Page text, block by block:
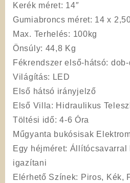
Kerék méret: 14″
Gumiabroncs méret: 14 x
Max. Terhelés: 100kg
Önsúly: 44,8 Kg
Fékrendszer első-hátsó:
Világítás: LED
Első hátsó irányjelző
Első Villa: Hidraulikus
Töltési idő: 4-6 Óra
Műgyanta bukósisak
Egy héjméret: Állítócsavarral
igazítani
Elérhető Színek: Piros, Kék,